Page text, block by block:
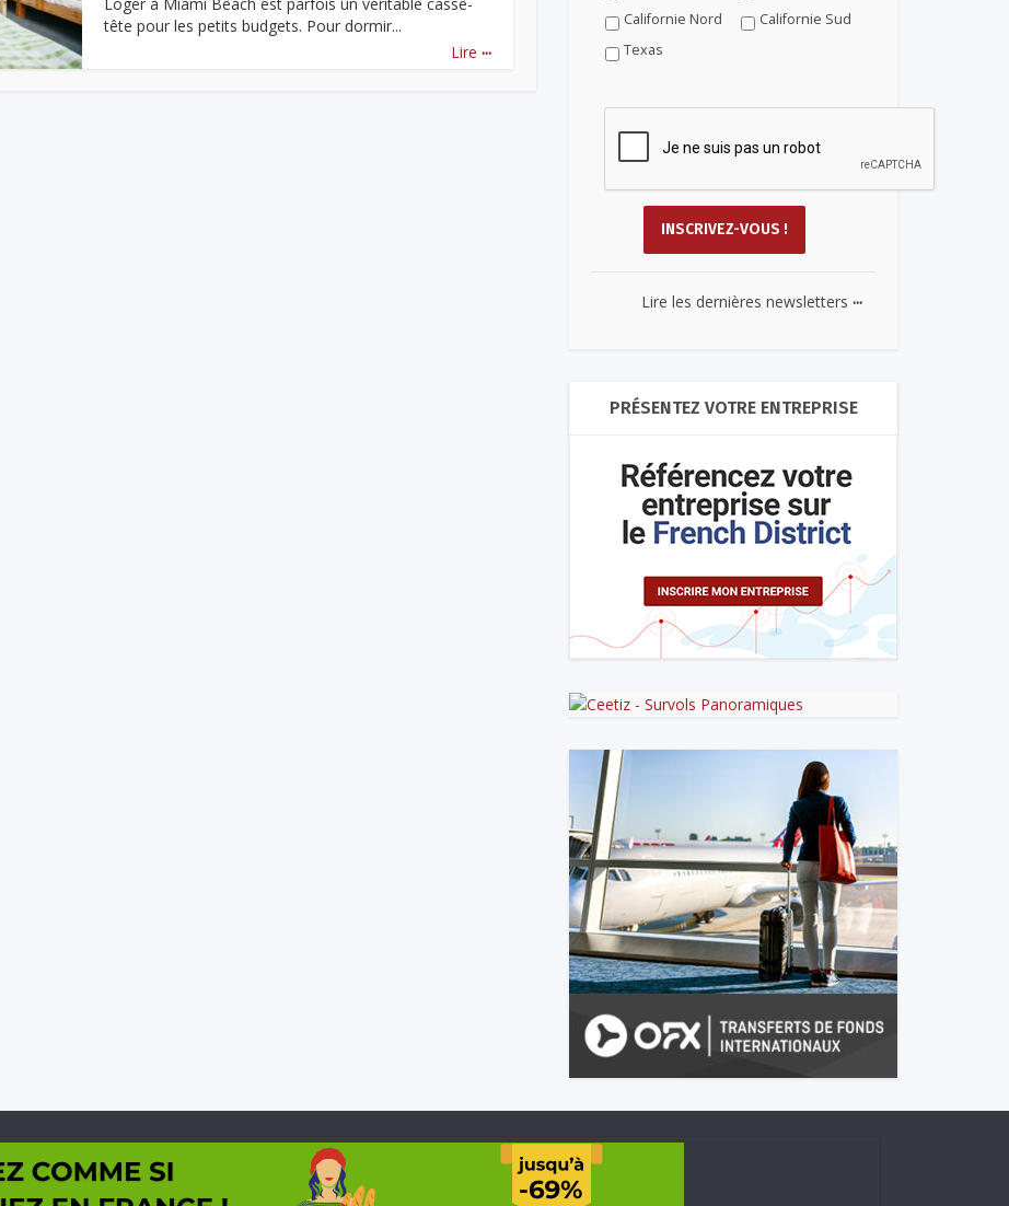
tête pour les petits budgets. Pour dormir...
Lire ...
Californie Nord
Californie Sud
Texas
Lire les dernières newsletters ...
PRÉSENTEZ VOTRE ENTREPRISE